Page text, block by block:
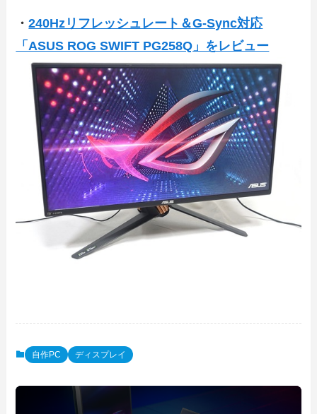
・240Hzリフレッシュレート＆G-Sync対応
「ASUS ROG SWIFT PG258Q」をレビュー
自作PC ディスプレイ